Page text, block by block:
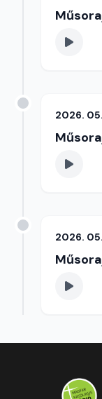
2026.
2026.